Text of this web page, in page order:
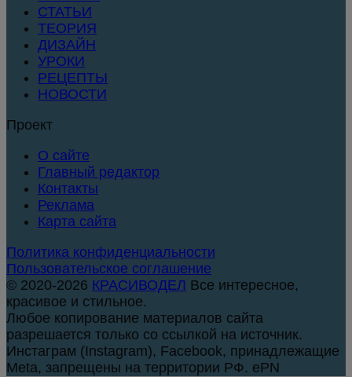
СТАТЬИ
ТЕОРИЯ
ДИЗАЙН
УРОКИ
РЕЦЕПТЫ
НОВОСТИ
Проект
О сайте
Главный редактор
Контакты
Реклама
Карта сайта
Политика конфиденциальности
Пользовательское соглашение
© 2020-2026 КРАСИВОДЕЛ Все интересное,
красивое и стильное.
Любое копирование материалов сайта
разрешается только со ссылкой на источник.
Инстаграм (Instagram), Facebook, принадлежащие
Meta, запрещены на территории РФ. ePN